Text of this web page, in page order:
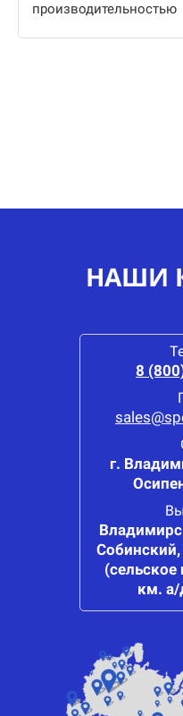
производительностью
НАШИ
8
г.
(сельское
км. а/